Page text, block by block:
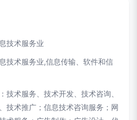
技术服务业
技术服务业,信息传输、软件和信
技术服务、技术开发、技术咨询、
技术推广；信息技术咨询服务；网